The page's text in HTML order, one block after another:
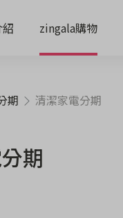
zingala購物
期 清潔家電分期
期